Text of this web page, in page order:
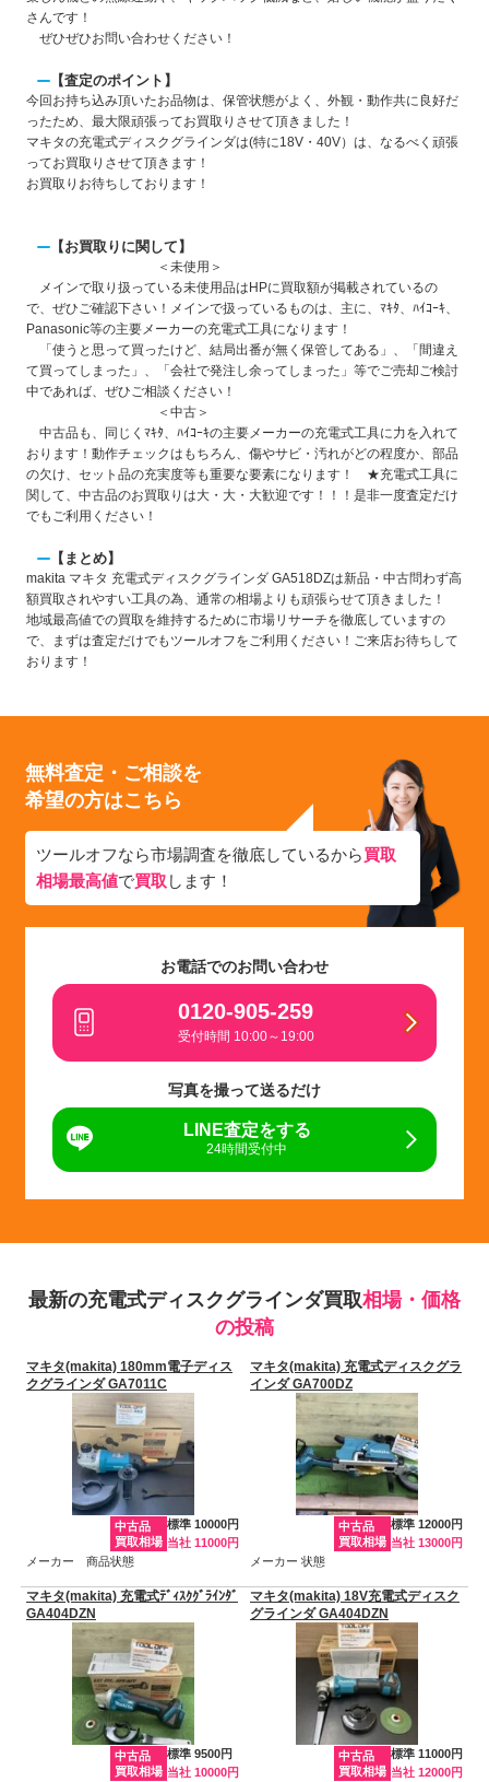
さんです！
ぜひぜひお問い合わせください！
【査定のポイント】
今回お持ち込み頂いたお品物は、保管状態がよく、外観・動作共に良好だ
ったため、最大限頑張ってお買取りさせて頂きました！
マキタの充電式ディスクグラインダは(特に18V・40V）は、なるべく頑張
ってお買取りさせて頂きます！
お買取りお待ちしております！
【お買取りに関して】
＜未使用＞
メインで取り扱っている未使用品はHPに買取額が掲載されているの
で、ぜひご確認下さい！メインで扱っているものは、主に、ﾏｷﾀ、ﾊｲｺｰｷ、
Panasonic等の主要メーカーの充電式工具になります！
「使うと思って買ったけど、結局出番が無く保管してある」、「間違え
て買ってしまった」、「会社で発注し余ってしまった」等でご売却ご検討
中であれば、ぜひご相談ください！
＜中古＞
中古品も、同じくﾏｷﾀ、ﾊｲｺｰｷの主要メーカーの充電式工具に力を入れて
おります！ 動作チェックはもちろん、傷やサビ・汚れがどの程度か、部品
の欠け、セット品の充実度等も重要な要素になります！ ★充電式工具に
関して、中古品のお買取りは大・大・大歓迎です！！！ 是非一度査定だけ
でもご利用ください！
【まとめ】
makita マキタ 充電式ディスクグラインダ GA518DZは新品・中古問わず高
額買取されやすい工具の為、通常の相場よりも頑張らせて頂きました！
地域最高値での買取を維持するために市場リサーチを徹底していますの
で、
まずは査定だけでもツールオフをご利用ください！ ご来店お待ちして
おります！
無料査定・ご相談を
希望の方はこちら
ツールオフなら市場調査を徹底しているから買取
相場最高値で買取 します！
お電話でのお問い合わせ
0120-905-259
受付時間 10:00～19:00
写真を撮って送るだけ
LINE査定をする
24時間受付中
最新の充電式ディスクグラインダ買取相場・価格
の投稿
マキタ(makita) 180mm電子ディス
クグラインダ GA7011C
中古品
買取相場
標準 10000円
当社 11000円
メーカー 商品状態
マキタ(makita) 充電式ディスクグラ
インダ GA700DZ
中古品
買取相場
標準 12000円
当社 13000円
メーカー 状態
マキタ(makita) 充電式ﾃﾞｨｽｸｸﾞﾗｲﾝﾀﾞ
GA404DZN
中古品
買取相場
標準 9500円
当社 10000円
マキタ(makita) 18V充電式ディスク
グラインダ GA404DZN
中古品
買取相場
標準 11000円
当社 12000円